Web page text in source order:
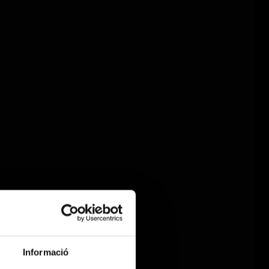
Informació